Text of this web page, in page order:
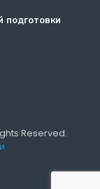
Reserved.